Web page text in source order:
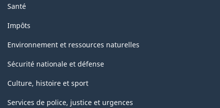
Santé
Impôts
Environnement et ressources naturelles
Sécurité nationale et défense
Culture, histoire et sport
Services de police, justice et urgences